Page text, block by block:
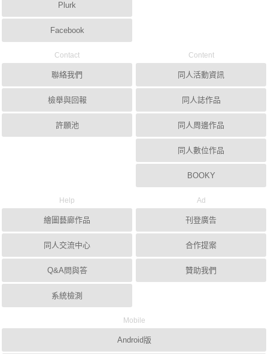
Plurk
Facebook
Contact
聯絡我們
檢舉與回報
許願池
Content
同人活動資訊
同人誌作品
同人周邊作品
同人數位作品
BOOKY
Help
繪圖藝廊作品
同人交流中心
Q&A問與答
系統檢測
Ad
刊登廣告
合作提案
贊助我們
Mobile
Android版